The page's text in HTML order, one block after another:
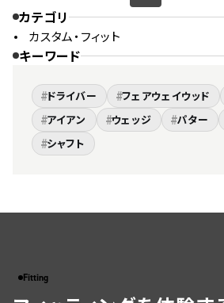
カテゴリ
カスタム・フィット
キーワード
#ドライバー #フェアウェイウッド
#アイアン #ウェッジ #パター
#シャフト
Fitting